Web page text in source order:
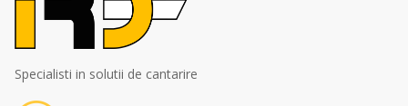
Specialisti in solutii de cantarire